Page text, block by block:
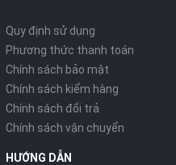
Quy định sử dụng
Phương thức thanh toán
Chính sách bảo mật
Chính sách kiểm hàng
Chính sách đổi trả
Chính sách vận chuyển
HƯỚNG DẪN